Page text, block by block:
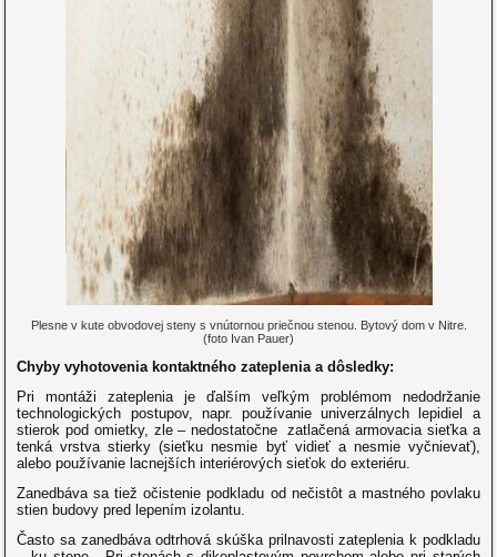
Plesne v kute obvodovej steny s vnútornou priečnou stenou. Bytový dom v Nitre.
(foto Ivan Pauer)
Chyby vyhotovenia kontaktného zateplenia a dôsledky:
Pri montáži zateplenia je ďalším veľkým problémom nedodržanie
technologických postupov, napr. používanie univerzálnych lepidiel a
stierok pod omietky, zle – nedostatočne zatlačená armovacia sieťka a
tenká vrstva stierky (sieťku nesmie byť vidieť a nesmie vyčnievať),
alebo používanie lacnejších interiérových sieťok do exteriéru.
Zanedbáva sa tiež očistenie podkladu od nečistôt a mastného povlaku
stien budovy pred lepením izolantu.
Často sa zanedbáva odtrhová skúška prilnavosti zateplenia k podkladu